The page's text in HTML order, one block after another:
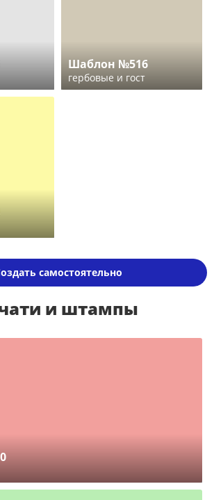
Шаблон №516
гербовые и гост
самостоятельно
и штампы